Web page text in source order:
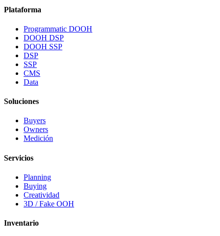
Plataforma
Programmatic DOOH
DOOH DSP
DOOH SSP
DSP
SSP
CMS
Data
Soluciones
Buyers
Owners
Medición
Servicios
Planning
Buying
Creatividad
3D / Fake OOH
Inventario